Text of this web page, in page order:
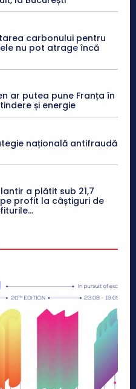
carbonului pentru
nu pot atrage încă
ar putea pune Franța în
și energie
națională antifraudă
a plătit sub 21,7
profit la câștiguri de